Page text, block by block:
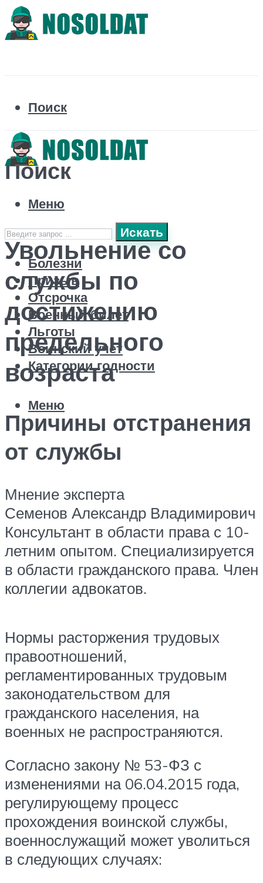
Поиск
Поиск
Искать
Болезни
Призыв
Отсрочка
Военный билет
Льготы
Воинский учет
Категории годности
Меню
Меню
Увольнение со
службы по
достижению
предельного
возраста
Причины отстранения
от службы
Мнение эксперта
Семенов Александр Владимирович
Консультант в области права с 10-
летним опытом. Специализируется
в области гражданского права. Член
коллегии адвокатов.
Нормы расторжения трудовых
правоотношений,
регламентированных трудовым
законодательством для
гражданского населения, на
военных не распространяются.
Согласно закону № 53-ФЗ с
изменениями на 06.04.2015 года,
регулирующему процесс
прохождения воинской службы,
военнослужащий может уволиться
в следующих случаях: